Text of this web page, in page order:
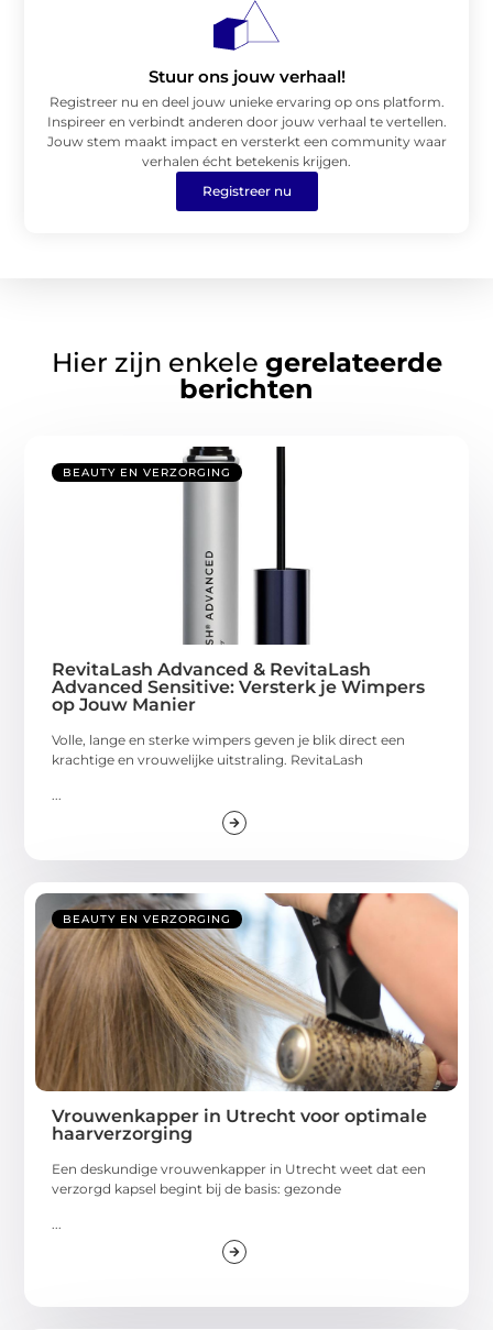
Stuur ons jouw verhaal!
Registreer nu en deel jouw unieke ervaring op ons platform.
Inspireer en verbindt anderen door jouw verhaal te vertellen.
Jouw stem maakt impact en versterkt een community waar
verhalen écht betekenis krijgen.
Registreer nu
Hier zijn enkele gerelateerde
berichten
BEAUTY EN VERZORGING
RevitaLash Advanced & RevitaLash
Advanced Sensitive: Versterk je Wimpers
op Jouw Manier
Volle, lange en sterke wimpers geven je blik direct een
krachtige en vrouwelijke uitstraling. RevitaLash
...
BEAUTY EN VERZORGING
Vrouwenkapper in Utrecht voor optimale
haarverzorging
Een deskundige vrouwenkapper in Utrecht weet dat een
verzorgd kapsel begint bij de basis: gezonde
...